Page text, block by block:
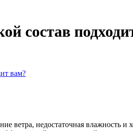
состав
вам?
ветра, недостаточная влажность и